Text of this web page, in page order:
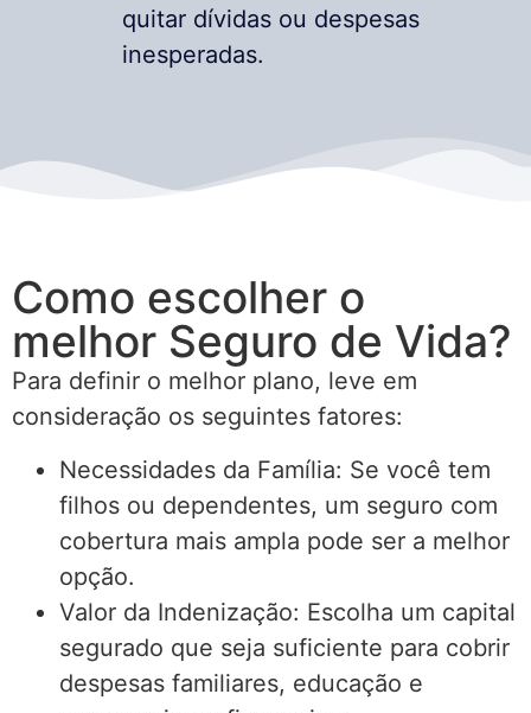
quitar dívidas ou despesas
inesperadas.
Como escolher o
melhor Seguro de Vida?
Para definir o melhor plano, leve em
consideração os seguintes fatores:
Necessidades da Família: Se você tem
filhos ou dependentes, um seguro com
cobertura mais ampla pode ser a melhor
opção.
Valor da Indenização: Escolha um capital
segurado que seja suficiente para cobrir
despesas familiares, educação e